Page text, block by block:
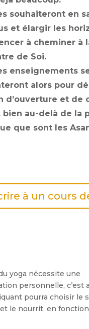
souhaiteront en
et élargir les
à cheminer à
de Soi.
enseignements
alors pour
d’ouverture et de
bien au-delà de la
que sont les
à un cours
yoga nécessite une
personnelle, c’est
pourra choisir le
le nourrit, en